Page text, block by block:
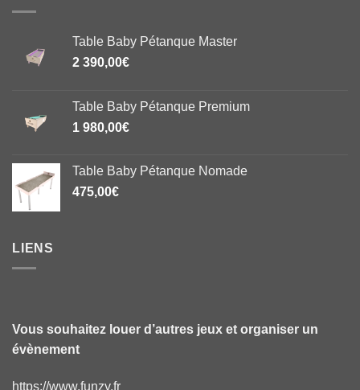
Table Baby Pétanque Master
2 390,00€
Table Baby Pétanque Premium
1 980,00€
Table Baby Pétanque Nomade
475,00€
LIENS
Vous souhaitez louer d’autres jeux et organiser un
évènement
https://www.funzy.fr